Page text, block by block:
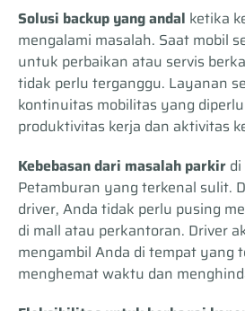
Solusi backup yang andal ketika
mengalami masalah. Saat mobil
untuk perbaikan atau servis
tidak perlu terganggu. Layanan
kontinuitas mobilitas yang
produktivitas kerja dan aktivitas
Kebebasan dari masalah parkir
Petamburan yang terkenal sulit.
driver, Anda tidak perlu pusing
di mall atau perkantoran. Driver
mengambil Anda di tempat yang
menghemat waktu dan